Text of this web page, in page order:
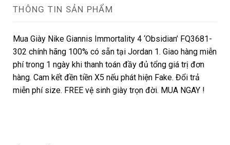
THÔNG TIN SẢN PHẨM
Mua Giày Nike Giannis Immortality 4 ‘Obsidian’ FQ3681-
302 chính hãng 100% có sẵn tại Jordan 1. Giao hàng miễn
phí trong 1 ngày khi thanh toán đầy đủ tổng giá trị đơn
hàng. Cam kết đền tiền X5 nếu phát hiện Fake. Đổi trả
miễn phí size. FREE vệ sinh giày trọn đời. MUA NGAY !